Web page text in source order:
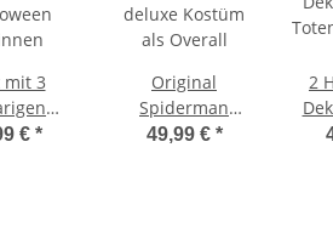
mit 3
€ *
Original
Spiderman
deluxe Kostüm
49,99 € *
2